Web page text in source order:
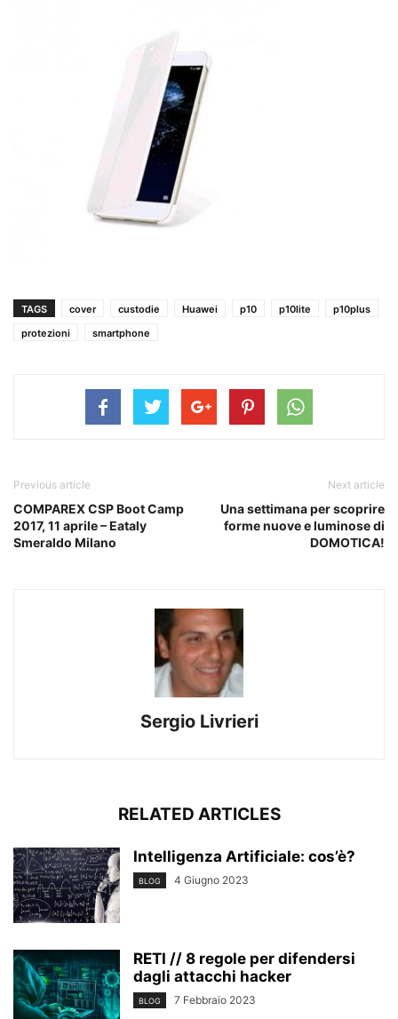
TAGS cover custodie Huawei p10 p10lite
p10plus
protezioni
smartphone
Previous article
COMPAREX CSP Boot Camp
2017, 11 aprile – Eataly
Smeraldo Milano
Next article
Una settimana per scoprire
forme nuove e luminose di
DOMOTICA!
Sergio Livrieri
RELATED ARTICLES
Intelligenza Artificiale: cos’è?
BLOG 4 Giugno 2023
RETI // 8 regole per difendersi
dagli attacchi hacker
BLOG 7 Febbraio 2023